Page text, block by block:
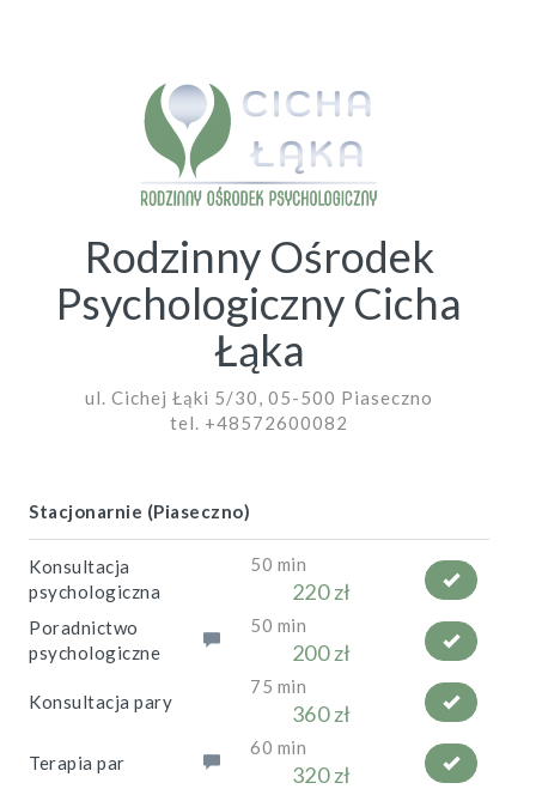
Rodzinny Ośrodek
Psychologiczny Cicha
Łąka
ul. Cichej Łąki 5/30, 05-500 Piaseczno
tel. +48572600082
Stacjonarnie (Piaseczno)
Konsultacja
psychologiczna
50 min
220 zł
Poradnictwo
psychologiczne
50 min
200 zł
Konsultacja pary
75 min
360 zł
Terapia par
60 min
320 zł